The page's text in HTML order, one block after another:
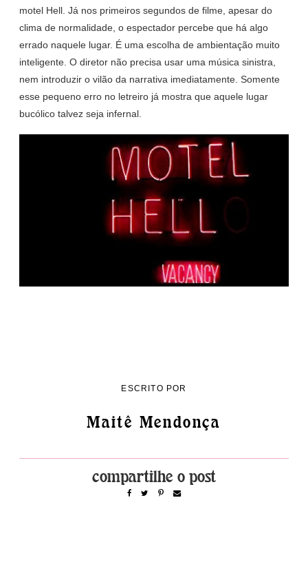
motel Hell. Já nos primeiros segundos de filme, apesar do
clima de normalidade, o espectador percebe que há algo
errado naquele lugar. É uma escolha de ambientação muito
inteligente. O diretor não precisa usar uma música sinistra,
nem introduzir o vilão da narrativa imediatamente. Somente
esse pequeno erro no letreiro já mostra que aquele lugar
bucólico talvez seja infernal.
ESCRITO POR
Maitê Mendonça